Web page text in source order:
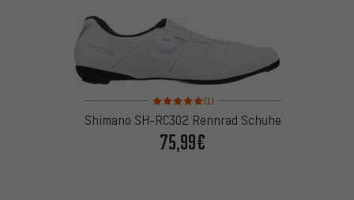
Bewertungen: 5 von 5 basierend auf 1
(1)
Shimano SH-RC302 Rennrad Schuhe
75,99€